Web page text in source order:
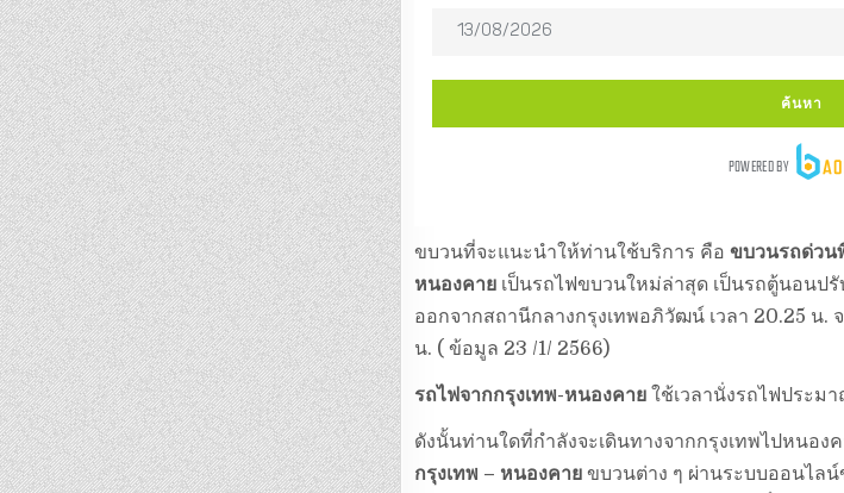
ขบวนที่จะแนะนำให้ท่านใช้บริการ คือ ขบวนรถด่วน
หนองคายเป็นรถไฟขบวนใหม่ล่าสุด เป็นรถตู้นอนปรั
ออกจากสถานีกลางกรุงเทพอภิวัฒน์ เวลา 20.25 น.
น. ( ข้อมูล 23 /1/ 2566)
รถไฟจากกรุงเทพ-หนองคาย ใช้เวลานั่งรถไฟประม
ดังนั้นท่านใดที่กำลังจะเดินทางจากกรุงเทพไปหนอง
กรุงเทพ – หนองคาย ขบวนต่าง ๆ ผ่านระบบออนไล